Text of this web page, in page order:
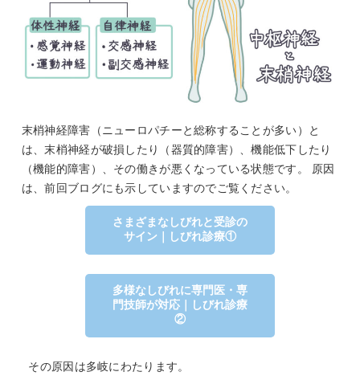
末梢神経障害（ニューロパチーと総称することが多い）と
は、末梢神経が破損したり（器質的障害）、機能低下したり
（機能的障害）、その働きが悪くなっている状態です。 原因
は、前回ブログにも示していますのでご覧ください。
さまざまなしびれと受診の
サイン｜しびれ診療①
多様なしびれに専門医・専
門技師が対応｜しびれ診療
②
その原因は多岐にわたります。